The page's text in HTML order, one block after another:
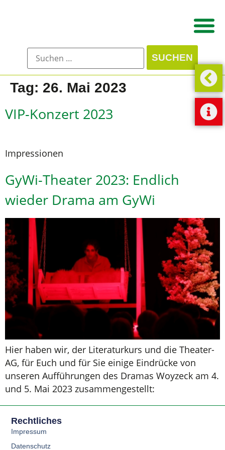
Tag: 26. Mai 2023
VIP-Konzert 2023
Impressionen
GyWi-Theater 2023: Endlich
wieder Drama am GyWi
Hier haben wir, der Literaturkurs und die Theater-
AG, für Euch und für Sie einige Eindrücke von
unseren Aufführungen des Dramas Woyzeck am 4.
und 5. Mai 2023 zusammengestellt:
Rechtliches
Impressum
Datenschutz